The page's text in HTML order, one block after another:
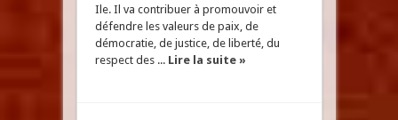
Ile. Il va contribuer à promouvoir et
défendre les valeurs de paix, de
démocratie, de justice, de liberté, du
respect des ... Lire la suite »